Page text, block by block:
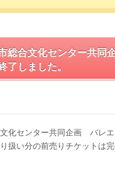
総合文化センター共
了しました。
化センター共同企画 バレエ
扱い分の前売りチケットは完